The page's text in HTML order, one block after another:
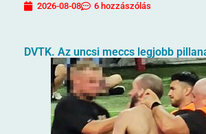
2026-08-08 6 hozzászólás
DVTK. Az uncsi meccs legjobb